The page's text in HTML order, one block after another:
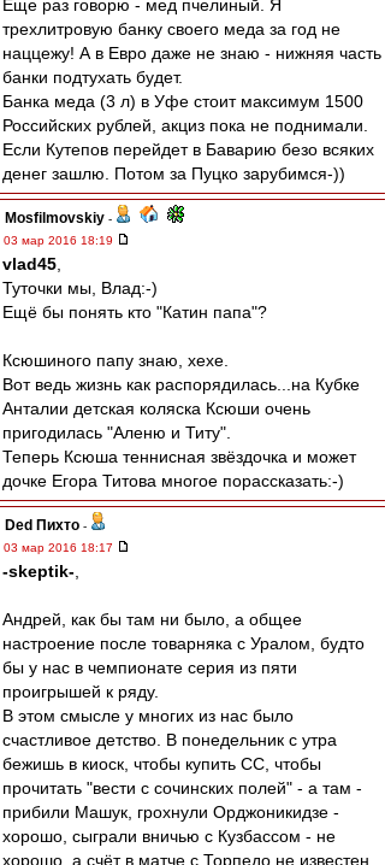
Еще раз говорю - мед пчелиный. Я
трехлитровую банку своего меда за год не
наццежу! А в Евро даже не знаю - нижняя часть
банки подтухать будет.
Банка меда (3 л) в Уфе стоит максимум 1500
Российских рублей, акциз пока не поднимали.
Если Кутепов перейдет в Баварию безо всяких
денег зашлю. Потом за Пуцко зарубимся-))
Mosfilmovskiy -
03 мар 2016 18:19
vlad45
Туточки мы, Влад:-)
Ещё бы понять кто "Катин папа"?
Ксюшиного папу знаю, хехе.
Вот ведь жизнь как распорядилась...на Кубке
Анталии детская коляска Ксюши очень
пригодилась "Аленю и Титу".
Теперь Ксюша теннисная звёздочка и может
дочке Егора Титова многое порассказать:-)
Ded Пихто -
03 мар 2016 18:17
-skeptik-
Андрей, как бы там ни было, а общее
настроение после товарняка с Уралом, будто
бы у нас в чемпионате серия из пяти
проигрышей к ряду.
В этом смысле у многих из нас было
счастливое детство. В понедельник с утра
бежишь в киоск, чтобы купить СС, чтобы
прочитать "вести с сочинских полей" - а там -
прибили Машук, грохнули Орджоникидзе -
хорошо, сыграли вничью с Кузбассом - не
хорошо, а счёт в матче с Торпедо не известен,